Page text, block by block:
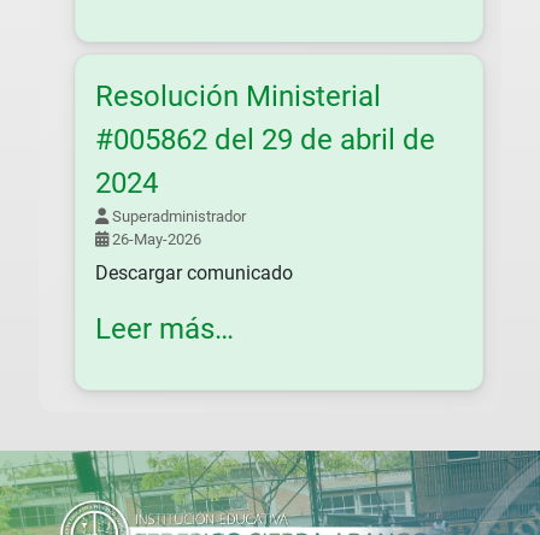
Resolución Ministerial
#005862 del 29 de abril de
2024
Superadministrador
26-May-2026
Descargar comunicado
Leer más…